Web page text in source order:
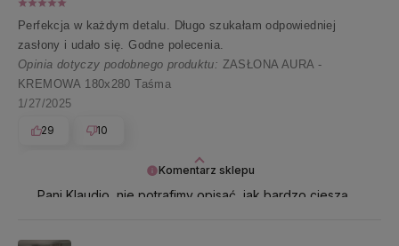
Komentarz sklepu
Pani Klaudio, nie potrafimy opisać, jak bardzo cieszą
Perfekcja w każdym detalu. Długo szukałam odpowiedniej
zasłony i udało się. Godne polecenia.
Opinia dotyczy podobnego produktu: ZASŁONA AURA -
KREMOWA 180x280 Taśma
1/27/2025
29
10